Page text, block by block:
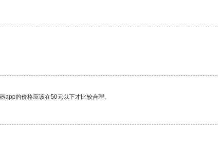
app的价格应该在50元以下才比较合理。